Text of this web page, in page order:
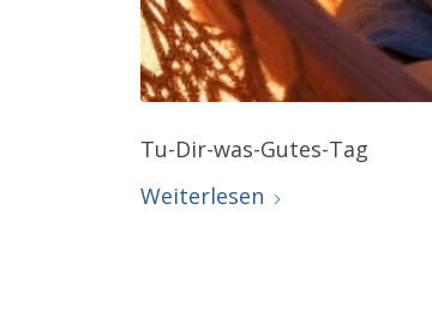
Tu-Dir-was-Gutes-Tag
Weiterlesen